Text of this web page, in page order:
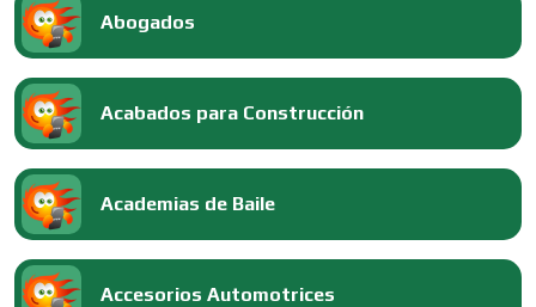
Abogados
Acabados para Construcción
Academias de Baile
Accesorios Automotrices